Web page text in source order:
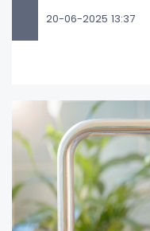
20-06-2025 13:37